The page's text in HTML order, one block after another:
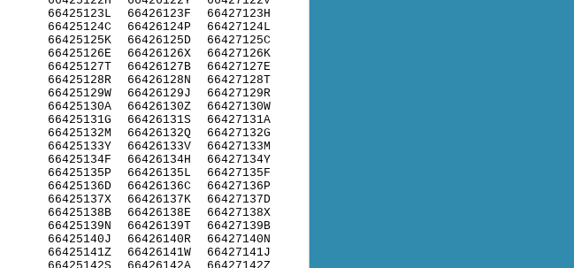
66425123L
66425124C
66425125K
66425126E
66425127T
66425128R
66425129W
66425130A
66425131G
66425132M
66425133Y
66425134F
66425135P
66425136D
66425137X
66425138B
66425139N
66425140J
66425141Z
66426123F
66426124P
66426125D
66426126X
66426127B
66426128N
66426129J
66426130Z
66426131S
66426132Q
66426133V
66426134H
66426135L
66426136C
66426137K
66426138E
66426139T
66426140R
66426141W
66427123H
66427124L
66427125C
66427126K
66427127E
66427128T
66427129R
66427130W
66427131A
66427132G
66427133M
66427134Y
66427135F
66427136P
66427137D
66427138X
66427139B
66427140N
66427141J